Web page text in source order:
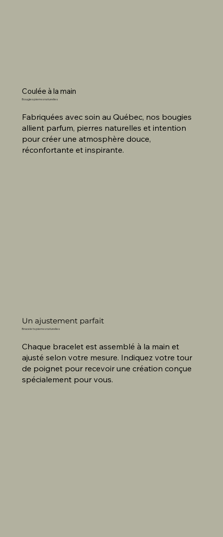
Coulée à la main
Bougies pierres naturelles
Fabriquées avec soin au Québec, nos bougies
allient parfum, pierres naturelles et intention
pour créer une atmosphère douce,
réconfortante et inspirante.
Un ajustement parfait
Bracelets pierres naturelles
Chaque bracelet est assemblé à la main et
ajusté selon votre mesure. Indiquez votre tour
de poignet pour recevoir une création conçue
spécialement pour vous.